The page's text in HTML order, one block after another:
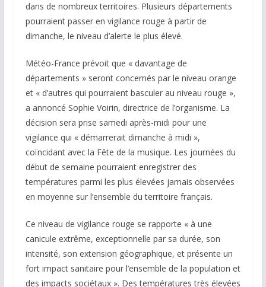
dans de nombreux territoires. Plusieurs départements
pourraient passer en vigilance rouge à partir de
dimanche, le niveau d’alerte le plus élevé.
Météo-France prévoit que « davantage de
départements » seront concernés par le niveau orange
et « d’autres qui pourraient basculer au niveau rouge »,
a annoncé Sophie Voirin, directrice de l’organisme. La
décision sera prise samedi après-midi pour une
vigilance qui « démarrerait dimanche à midi »,
coïncidant avec la Fête de la musique. Les journées du
début de semaine pourraient enregistrer des
températures parmi les plus élevées jamais observées
en moyenne sur l’ensemble du territoire français.
Ce niveau de vigilance rouge se rapporte « à une
canicule extrême, exceptionnelle par sa durée, son
intensité, son extension géographique, et présente un
fort impact sanitaire pour l’ensemble de la population et
des impacts sociétaux ». Des températures très élevées